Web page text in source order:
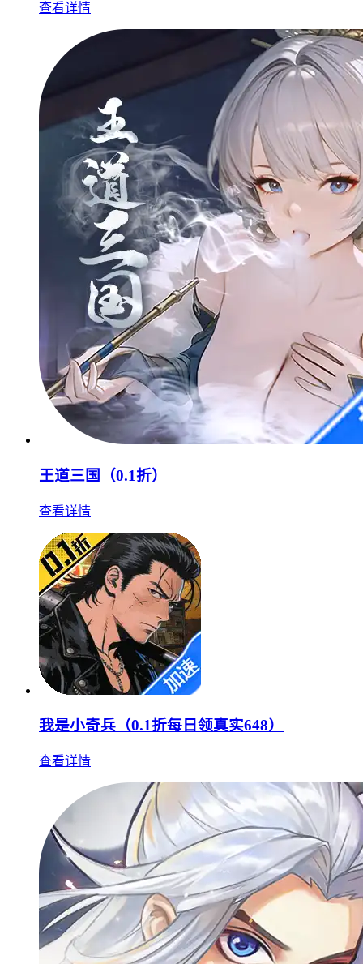
查看详情
王道三国（0.1折）
查看详情
我是小奇兵（0.1折每日领真实648）
查看详情